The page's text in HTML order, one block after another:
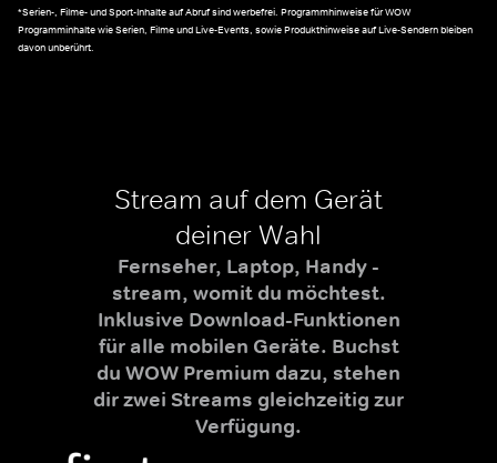
*Serien-, Filme- und Sport-Inhalte auf Abruf sind werbefrei. Programmhinweise für WOW
Programminhalte wie Serien, Filme und Live-Events, sowie Produkthinweise auf Live-Sendern bleiben
davon unberührt.
Stream auf dem Gerät
deiner Wahl
Fernseher, Laptop, Handy -
stream, womit du möchtest.
Inklusive Download-Funktionen
für alle mobilen Geräte. Buchst
du WOW Premium dazu, stehen
dir zwei Streams gleichzeitig zur
Verfügung.